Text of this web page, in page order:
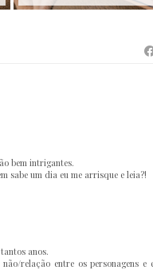
bem intrigantes.
sabe um dia eu me arrisque e leia?!
anos.
relação entre os personagens e